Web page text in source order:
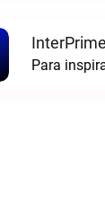
Para